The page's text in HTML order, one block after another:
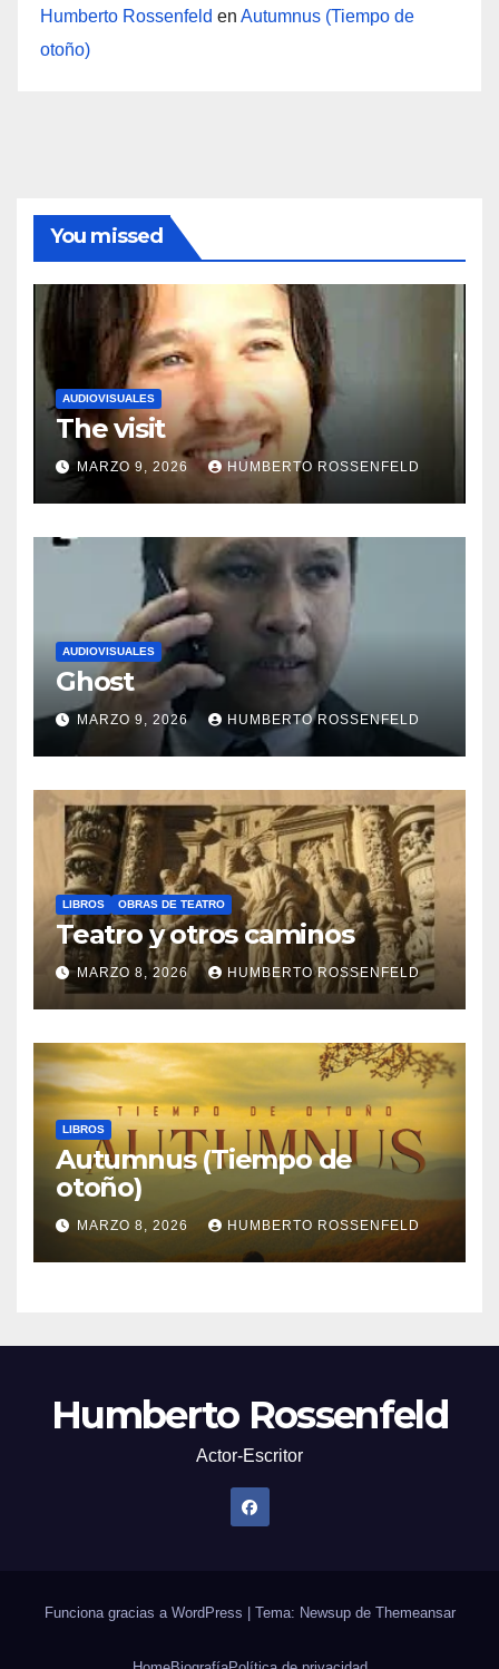
Humberto Rossenfeld en Autumnus (Tiempo de
otoño)
You missed
AUDIOVISUALES
The visit
MARZO 9, 2026 HUMBERTO ROSSENFELD
AUDIOVISUALES
Ghost
MARZO 9, 2026 HUMBERTO ROSSENFELD
LIBROS OBRAS DE TEATRO
Teatro y otros caminos
MARZO 8, 2026 HUMBERTO ROSSENFELD
LIBROS
Autumnus (Tiempo de
otoño)
MARZO 8, 2026 HUMBERTO ROSSENFELD
Humberto Rossenfeld
Actor-Escritor
Funciona gracias a WordPress Tema: Newsup de Themeansar